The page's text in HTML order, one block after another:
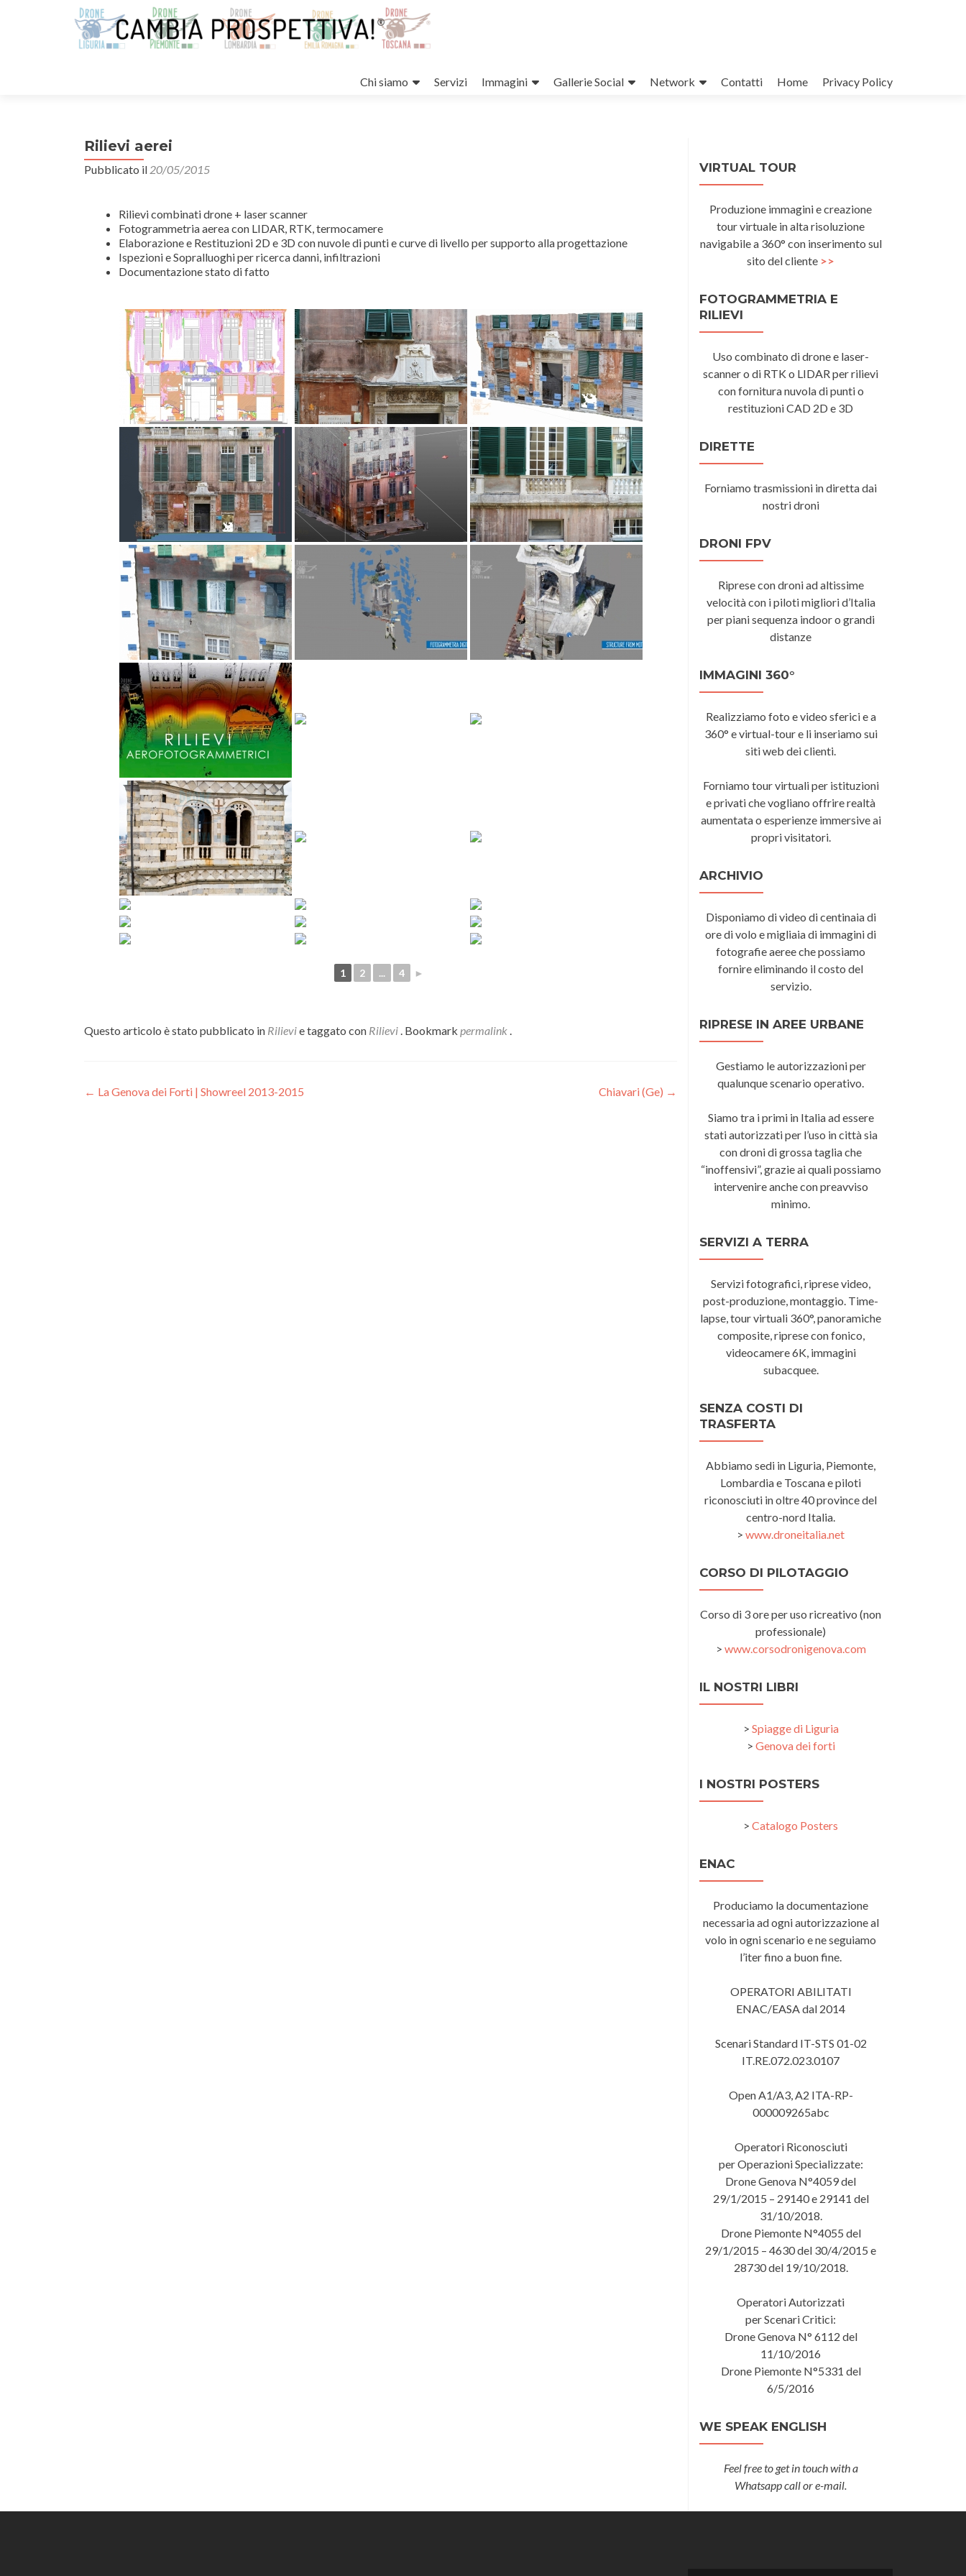
il
Chi siamo Servizi Immagini Gallerie Social Network Contatti Home Privacy Policy
Rilievi aerei
Pubblicato il 20/05/2015
Rilievi combinati drone + laser scanner
Fotogrammetria aerea con LIDAR, RTK, termocamere
Elaborazione e Restituzioni 2D e 3D con nuvole di punti e curve di livello per supporto alla progettazione
Ispezioni e Sopralluoghi per ricerca danni, infiltrazioni
Documentazione stato di fatto
1 2 ... 4 ►
Questo articolo è stato pubblicato in Rilievie taggato con Rilievi . Bookmark permalink .
Navigazione
← La Genova dei Forti | Showreel 2013-2015 Chiavari (Ge) →
VIRTUAL TOUR
Produzione immagini e creazione
tour virtuale in alta risoluzione
navigabile a 360° con inserimento sul
sito del cliente >>
FOTOGRAMMETRIA E
RILIEVI
Uso combinato di drone e laser-
scanner o di RTK o LIDAR per rilievi
con fornitura nuvola di punti o
restituzioni CAD 2D e 3D
DIRETTE
Forniamo trasmissioni in diretta dai
nostri droni
DRONI FPV
Riprese con droni ad altissime
velocità con i piloti migliori d’Italia
per piani sequenza indoor o grandi
distanze
IMMAGINI 360°
Realizziamo foto e video sferici e a
360° e virtual-tour e li inseriamo sui
siti web dei clienti.
Forniamo tour virtuali per istituzioni
e privati che vogliano offrire realtà
aumentata o esperienze immersive ai
propri visitatori.
ARCHIVIO
Disponiamo di video di centinaia di
ore di volo e migliaia di immagini di
fotografie aeree che possiamo
fornire eliminando il costo del
servizio.
RIPRESE IN AREE URBANE
Gestiamo le autorizzazioni per
qualunque scenario operativo.
Siamo tra i primi in Italia ad essere
stati autorizzati per l’uso in città sia
con droni di grossa taglia che
“inoffensivi”, grazie ai quali possiamo
intervenire anche con preavviso
minimo.
SERVIZI A TERRA
Servizi fotografici, riprese video,
post-produzione, montaggio. Time-
lapse, tour virtuali 360°, panoramiche
composite, riprese con fonico,
videocamere 6K, immagini
subacquee.
SENZA COSTI DI
TRASFERTA
Abbiamo sedi in Liguria, Piemonte,
Lombardia e Toscana e piloti
riconosciuti in oltre 40 province del
centro-nord Italia.
> www.droneitalia.net
CORSO DI PILOTAGGIO
Corso di 3 ore per uso ricreativo (non
professionale)
> www.corsodronigenova.com
IL NOSTRI LIBRI
> Spiagge di Liguria
> Genova dei forti
I NOSTRI POSTERS
> Catalogo Posters
ENAC
Produciamo la documentazione
necessaria ad ogni autorizzazione al
volo in ogni scenario e ne seguiamo
l’iter fino a buon fine.
OPERATORI ABILITATI
ENAC/EASA dal 2014
Scenari Standard IT-STS 01-02
IT.RE.072.023.0107
Open A1/A3, A2 ITA-RP-
000009265abc
Operatori Riconosciuti
per Operazioni Specializzate:
Drone Genova N°4059 del
29/1/2015 – 29140 e 29141 del
31/10/2018.
Drone Piemonte N°4055 del
29/1/2015 – 4630 del 30/4/2015 e
28730 del 19/10/2018.
Operatori Autorizzati
per Scenari Critici:
Drone Genova N° 6112 del
11/10/2016
Drone Piemonte N°5331 del
6/5/2016
WE SPEAK ENGLISH
Feel free to get in touch with a
Whatsapp call or e-mail.